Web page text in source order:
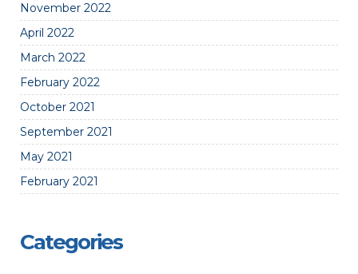
November 2022
April 2022
March 2022
February 2022
October 2021
September 2021
May 2021
February 2021
Categories